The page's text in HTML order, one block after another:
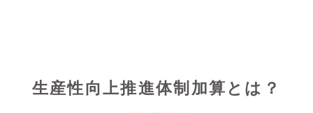
生産性向上推進体制加算とは？